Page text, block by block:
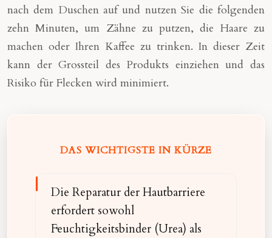
nach dem Duschen auf und nutzen Sie die folgenden
zehn Minuten, um Zähne zu putzen, die Haare zu
machen oder Ihren Kaffee zu trinken. In dieser Zeit
kann der Grossteil des Produkts einziehen und das
Risiko für Flecken wird minimiert.
DAS WICHTIGSTE IN KÜRZE
Die Reparatur der Hautbarriere
erfordert sowohl
Feuchtigkeitsbinder (Urea) als